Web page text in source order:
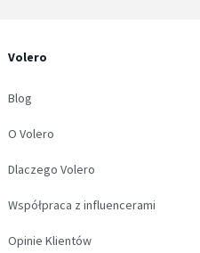
Volero
Blog
O Volero
Dlaczego Volero
Współpraca z influencerami
Opinie Klientów